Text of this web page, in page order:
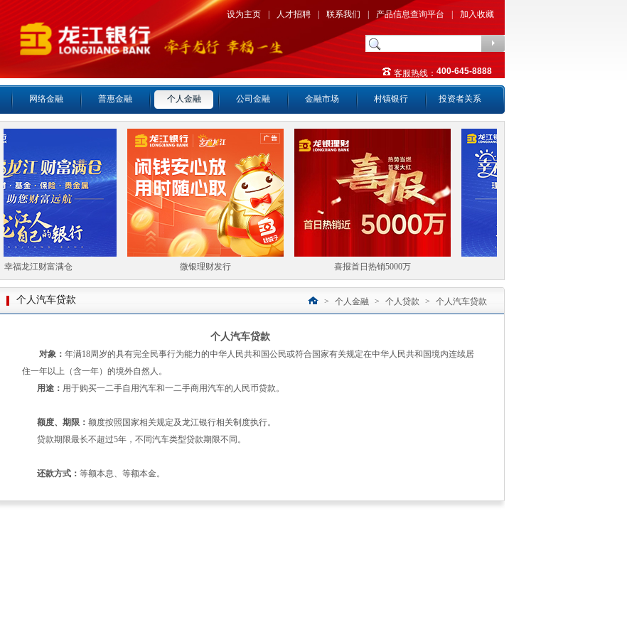
设为主页 人才招聘 联系我们 产品信息查询平台 加入收藏
客服热线：400-645-8888
网络金融 普惠金融 个人金融 公司金融 金融市场 村镇银行 投资者关系
幸福龙江财富满仓 微银理财发行 喜报首日热销5000万
个人汽车贷款 > 个人金融 > 个人贷款 > 个人汽车贷款
个人汽车贷款
对象： 年满18周岁的具有完全民事行为能力的中华人民共和国公民或符合国家有关规定在中华人民共和国境内连续居
住一年以上（含一年）的境外自然人。
用途： 用于购买一二手自用汽车和一二手商用汽车的人民币贷款。
额度、期限： 额度按照国家相关规定及龙江银行相关制度执行。
贷款期限最长不超过5年，不同汽车类型贷款期限不同。
还款方式： 等额本息、等额本金。